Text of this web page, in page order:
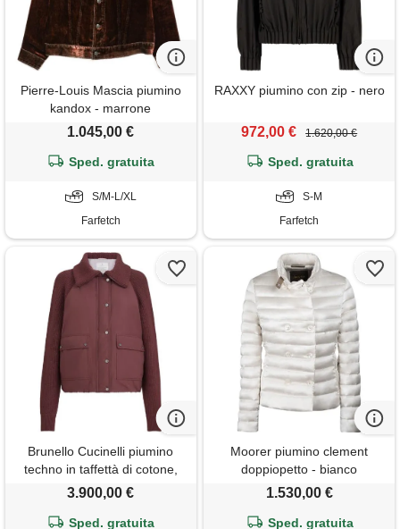
Pierre-Louis Mascia piumino
kandox - marrone
1.045,00 €
Sped. gratuita
S/M-L/XL
Farfetch
RAXXY piumino con zip - nero
972,00 € 1.620,00 €
Sped. gratuita
S-M
Farfetch
Brunello Cucinelli piumino
techno in taffettà di cotone,
cashmere, lana vergine e seta
3.900,00 €
Sped. gratuita
Moorer piumino clement
doppiopetto - bianco
1.530,00 €
Sped. gratuita